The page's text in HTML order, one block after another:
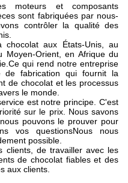
moteurs et composants
sont fabriquées par nous-
contrôler la qualité des
chocolat aux États-Unis, au
Moyen-Orient, en Afrique du
qui rend notre entreprise
de fabrication qui fournit la
de chocolat et les processus
le monde.
est notre principe. C'est
sur le prix. Nous savons
pouvons le prouver pour
vos questionsNous nous
possible.
clients, de travailler avec les
de chocolat fiables et des
aux clients.